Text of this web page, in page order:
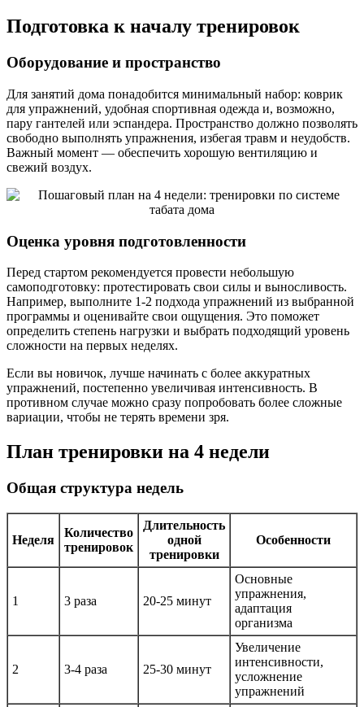
Подготовка к началу тренировок
Оборудование и пространство
Для занятий дома понадобится минимальный набор: коврик
для упражнений, удобная спортивная одежда и, возможно,
пару гантелей или эспандера. Пространство должно позволять
свободно выполнять упражнения, избегая травм и неудобств.
Важный момент — обеспечить хорошую вентиляцию и
свежий воздух.
Оценка уровня подготовленности
Перед стартом рекомендуется провести небольшую
самоподготовку: протестировать свои силы и выносливость.
Например, выполните 1-2 подхода упражнений из выбранной
программы и оценивайте свои ощущения. Это поможет
определить степень нагрузки и выбрать подходящий уровень
сложности на первых неделях.
Если вы новичок, лучше начинать с более аккуратных
упражнений, постепенно увеличивая интенсивность. В
противном случае можно сразу попробовать более сложные
вариации, чтобы не терять времени зря.
План тренировки на 4 недели
Общая структура недель
Неделя
Количество
тренировок
Длительность
одной
тренировки
Особенности
1 3 раза 20-25 минут
Основные
упражнения,
адаптация
организма
2 3-4 раза 25-30 минут
Увеличение
интенсивности,
усложнение
упражнений